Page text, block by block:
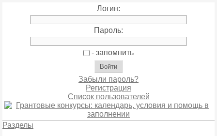
Логин:
Пароль:
- запомнить
Забыли пароль?
Регистрация
Список пользователей
Разделы